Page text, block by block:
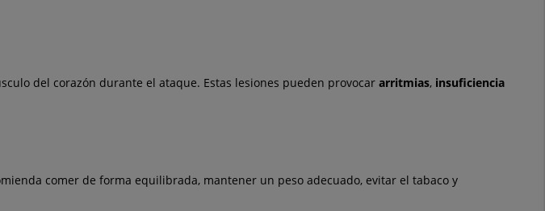
del corazón durante el ataque. Estas lesiones pueden provocar arritmias, insuficiencia
comer de forma equilibrada, mantener un peso adecuado, evitar el tabaco y